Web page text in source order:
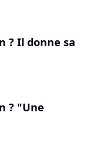
? Il donne sa
? "Une